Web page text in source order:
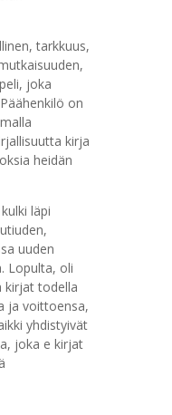
tarkkuus,
joka
on
kirja
heidän
läpi
uuden
Lopulta, oli
todella
ja voittoensa,
yhdistyivät
joka e kirjat​